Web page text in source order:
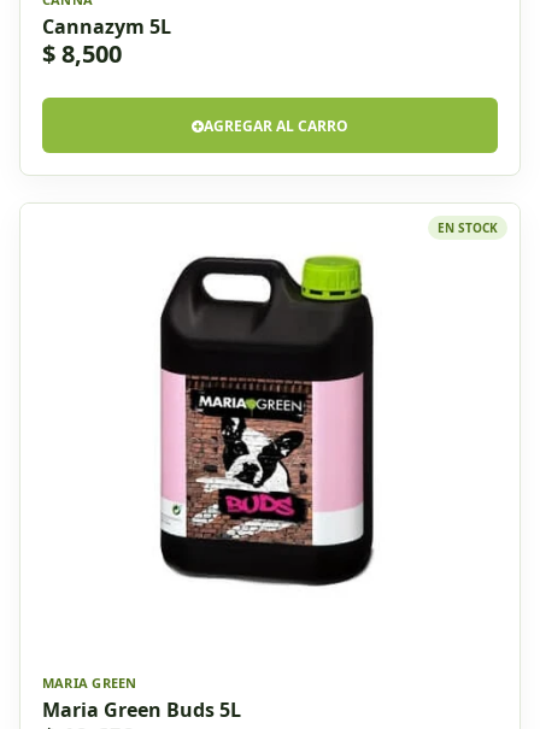
Cannazym 5L
$ 8,500
AGREGAR AL CARRO
EN STOCK
MARIA GREEN
Maria Green Buds 5L